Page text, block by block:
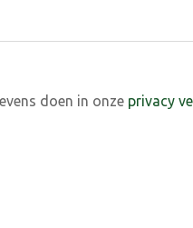
doen in onze privacy